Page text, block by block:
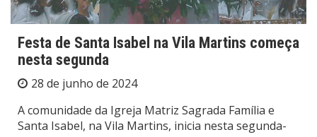
Festa de Santa Isabel na Vila Martins começa
nesta segunda
28 de junho de 2024
A comunidade da Igreja Matriz Sagrada Família e
Santa Isabel, na Vila Martins, inicia nesta segunda-